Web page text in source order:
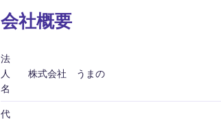
会社概要
法
人
名
株式会社 うまの
代